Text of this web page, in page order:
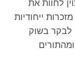
לחוות את
ייחודיות
בשוק